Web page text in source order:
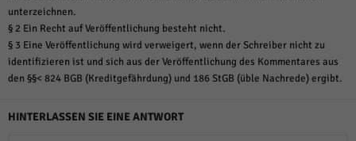
unterzeichnen.
§ 2 Ein Recht auf Veröffentlichung besteht nicht.
§ 3 Eine Veröffentlichung wird verweigert, wenn der Schreiber nicht zu
identifizieren ist und sich aus der Veröffentlichung des Kommentares aus
den §§< 824 BGB (Kreditgefährdung) und 186 StGB (üble Nachrede) ergibt.
HINTERLASSEN SIE EINE ANTWORT